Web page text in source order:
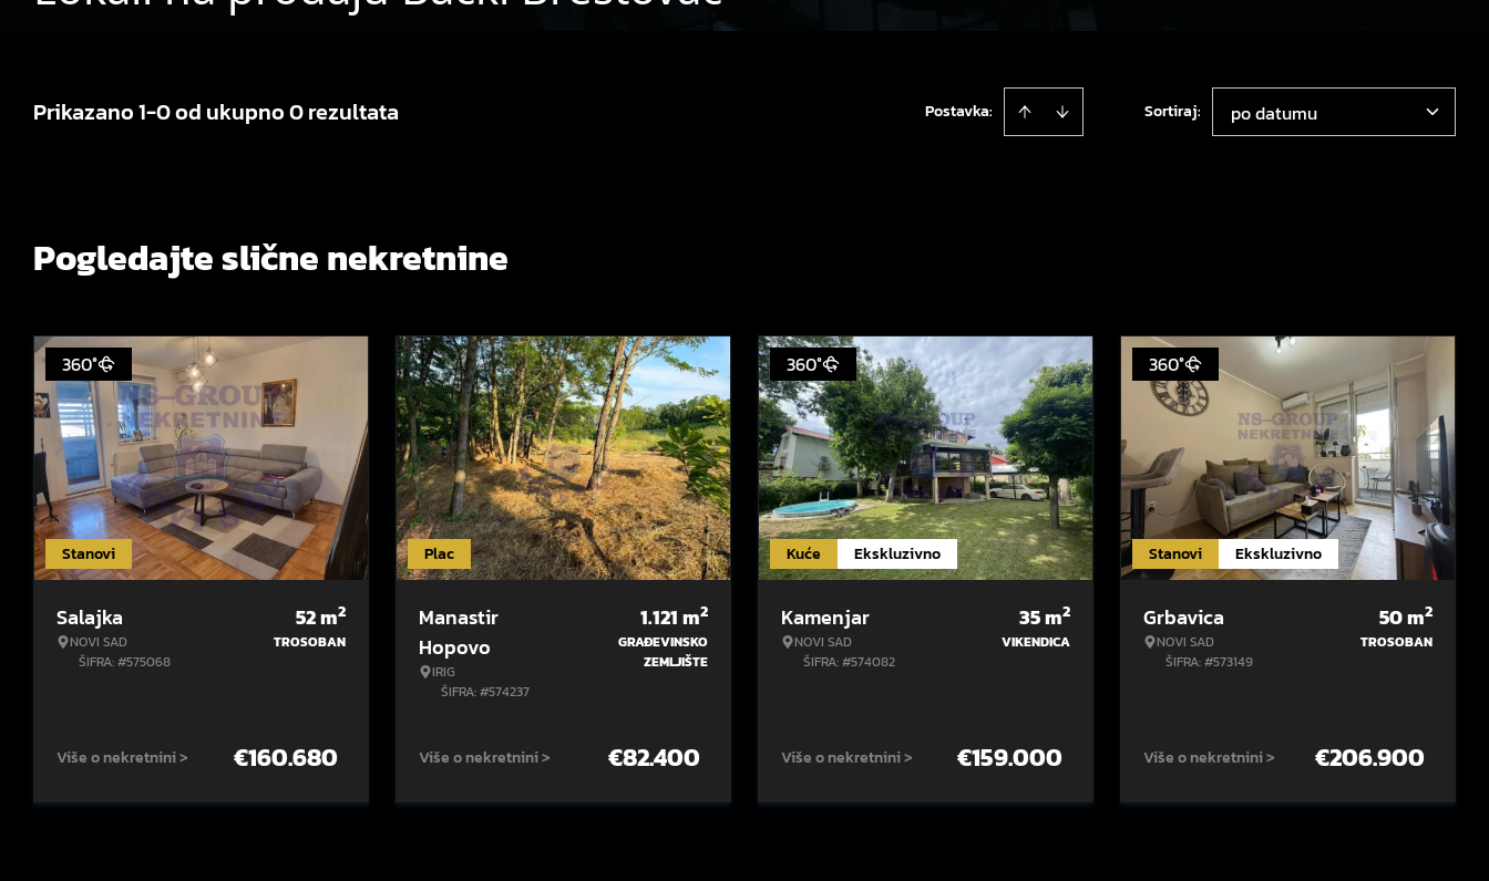
Prikazano 1-0 od ukupno 0 rezultata Postavka: Sortiraj: po datumu
Pogledajte slične nekretnine
Stanovi
360°
Salajka
NOVI SAD
ŠIFRA: #575068
52m2
TROSOBAN
Više o nekretnini > €160.680
Plac
Manastir
Hopovo
IRIG
ŠIFRA: #574237
1.121m2
GRAĐEVINSKO
ZEMLJIŠTE
Više o nekretnini > €82.400
Kuće Ekskluzivno
360°
Kamenjar
NOVI SAD
ŠIFRA: #574082
35m2
VIKENDICA
Više o nekretnini > €159.000
Stanovi Ekskluzivno
360°
Grbavica
NOVI SAD
ŠIFRA: #573149
50m2
TROSOBAN
Više o nekretnini > €206.900